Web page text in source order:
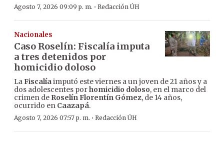
Agosto 7, 2026 09:09 p. m. · Redacción ÚH
Nacionales
Caso Roselín: Fiscalía imputa
a tres detenidos por
homicidio doloso
LaFiscalíaimputó este viernes a un joven de 21 años y a
dos adolescentes porhomicidio doloso, en el marco del
crimen de Roselín Florentín Gómez, de 14 años,
ocurrido en Caazapá.
Agosto 7, 2026 07:57 p. m. · Redacción ÚH